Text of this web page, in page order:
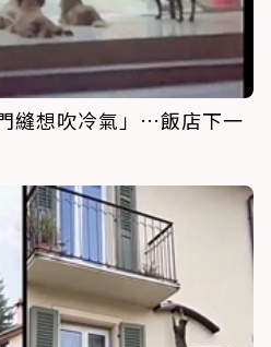
縫想吹冷氣」…飯店下一